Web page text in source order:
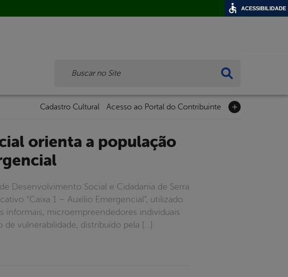
Cadastro Cultural Acesso ao Portal do Contribuinte
Desenvolvimento Social e Cidadania de Serra
“Caixa 1 – Auxílio Emergencial”, utilizado
informais, microempreendedores individuais
de vulnerabilidade, distribuído pela […]
ACESSIBILIDADE